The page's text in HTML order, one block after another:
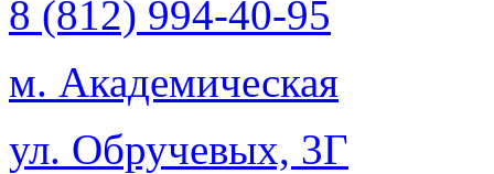
8 (812) 994-40-95
м. Академическая
ул. Обручевых, 3Г